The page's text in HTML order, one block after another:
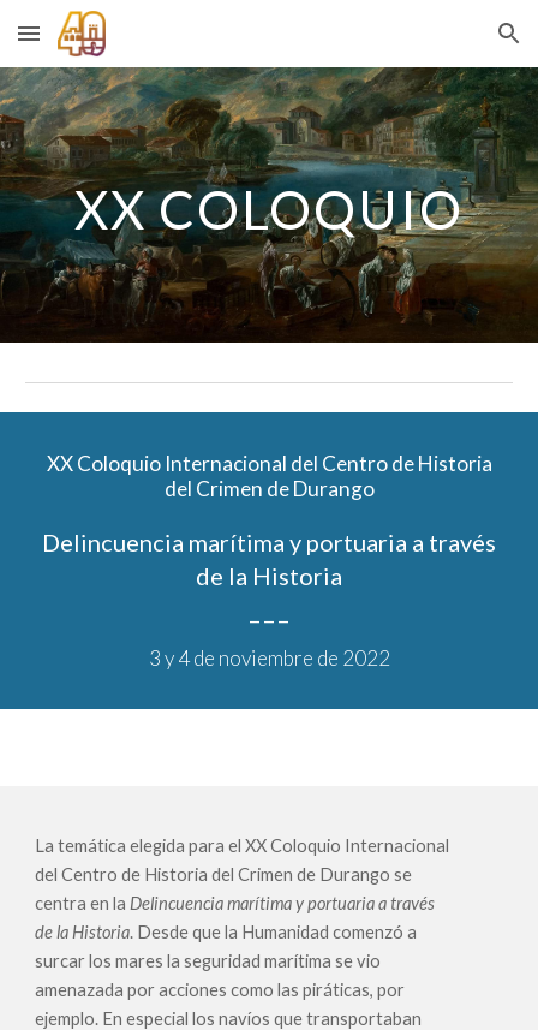
Skip to main content Skip to navigation
XX COLOQUIO
XX Coloquio Internacional del Centro de Historia
del Crimen de Durango
Delincuencia marítima y portuaria a través
de la Historia
3 y 4 de noviembre de 2022
La temática elegida para el XX Coloquio Internacional
del Centro de Historia del Crimen de Durango se
centra en la Delincuencia marítima y portuaria a través
de la Historia. Desde que la Humanidad comenzó a
surcar los mares la seguridad marítima se vio
amenazada por acciones como las piráticas, por
ejemplo. En especial los navíos que transportaban